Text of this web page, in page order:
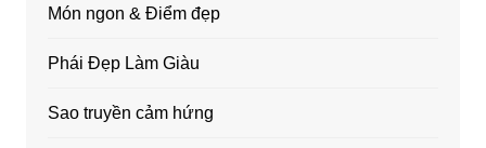
Món ngon & Điểm đẹp
Phái Đẹp Làm Giàu
Sao truyền cảm hứng